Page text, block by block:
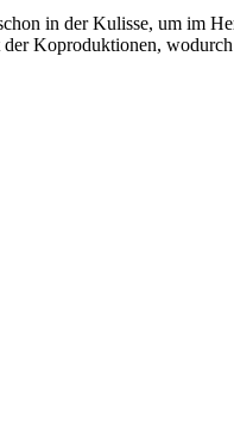
in der Kulisse, um im
Koproduktionen,